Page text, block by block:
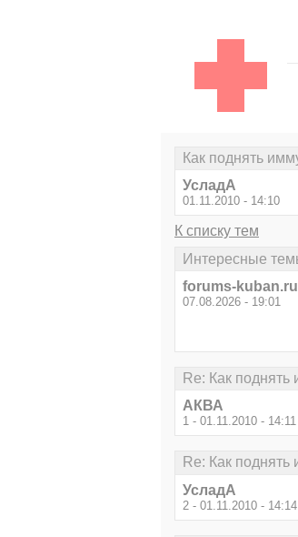
Как поднять
УсладА
01.11.2010 - 14:10
К списку тем
Интересные
forums-kuban.ru
07.08.2026 - 19:01
Re: Как поднять
АКВА
1 - 01.11.2010 - 14:11
Re: Как поднять
УсладА
2 - 01.11.2010 - 14:14